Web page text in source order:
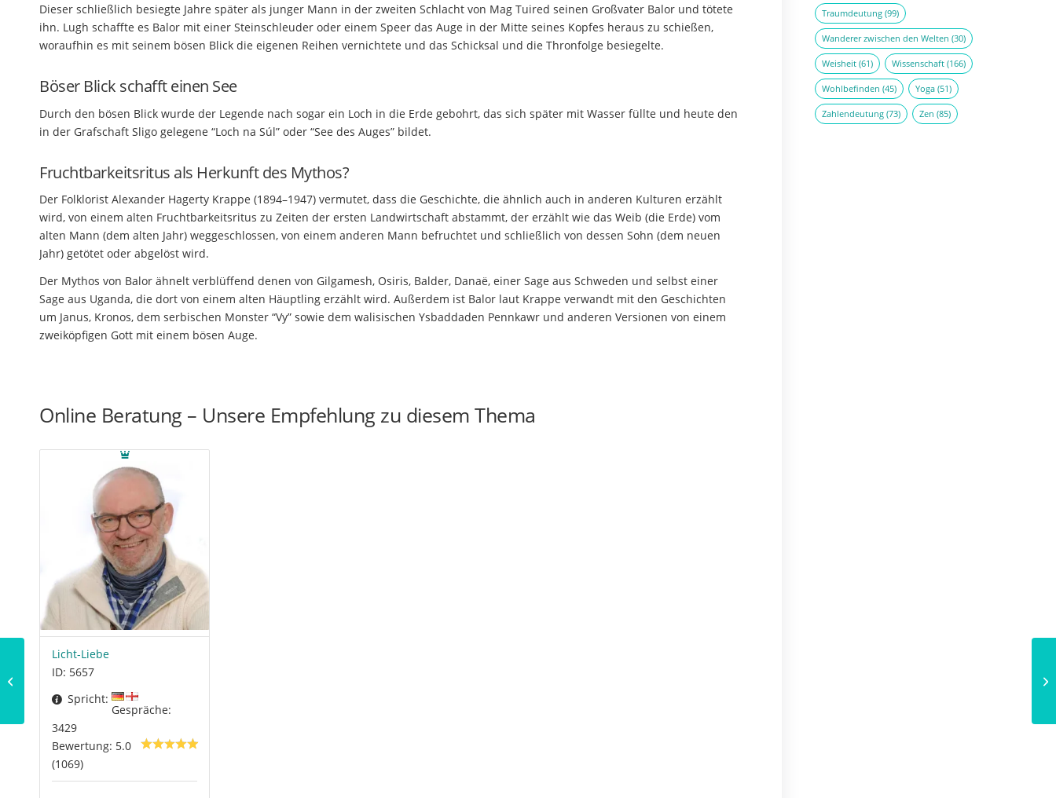
Dieser schließlich besiegte Jahre später als junger Mann in der zweiten Schlacht von Mag Tuired seinen Großvater Balor und tötete
ihn. Lugh schaffte es Balor mit einer Steinschleuder oder einem Speer das Auge in der Mitte seines Kopfes heraus zu schießen,
woraufhin es mit seinem bösen Blick die eigenen Reihen vernichtete und das Schicksal und die Thronfolge besiegelte.
Böser Blick schafft einen See
Durch den bösen Blick wurde der Legende nach sogar ein Loch in die Erde gebohrt, das sich später mit Wasser füllte und heute den
in der Grafschaft Sligo gelegene “Loch na Súl” oder “See des Auges” bildet.
Fruchtbarkeitsritus als Herkunft des Mythos?
Der Folklorist Alexander Hagerty Krappe (1894–1947) vermutet, dass die Geschichte, die ähnlich auch in anderen Kulturen erzählt
wird, von einem alten Fruchtbarkeitsritus zu Zeiten der ersten Landwirtschaft abstammt, der erzählt wie das Weib (die Erde) vom
alten Mann (dem alten Jahr) weggeschlossen, von einem anderen Mann befruchtet und schließlich von dessen Sohn (dem neuen
Jahr) getötet oder abgelöst wird.
Der Mythos von Balor ähnelt verblüffend denen von Gilgamesh, Osiris, Balder, Danaë, einer Sage aus Schweden und selbst einer
Sage aus Uganda, die dort von einem alten Häuptling erzählt wird. Außerdem ist Balor laut Krappe verwandt mit den Geschichten
um Janus, Kronos, dem serbischen Monster “Vy” sowie dem walisischen Ysbaddaden Pennkawr und anderen Versionen von einem
zweiköpfigen Gott mit einem bösen Auge.
Online Beratung – Unsere Empfehlung zu diesem Thema
Licht-Liebe
ID: 5657
Spricht:
Gespräche:
3429
Bewertung: 5.0
(1069)
Traumdeutung (99)
Wanderer zwischen den Welten (30)
Weisheit (61) Wissenschaft (166)
Wohlbefinden (45) Yoga (51)
Zahlendeutung (73) Zen (85)
Baba Jaga